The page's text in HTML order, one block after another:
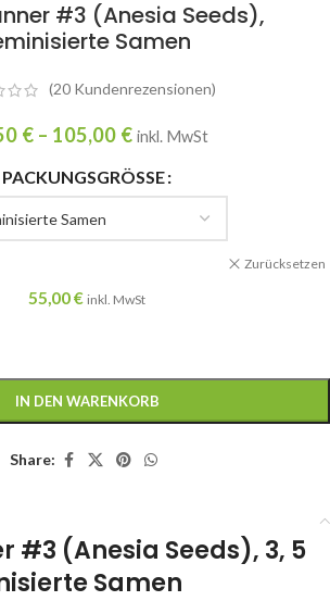
#3 (Anesia Seeds),
Samen
(20Kundenrezensionen)
€ – 105,00 € inkl. MwSt
PACKUNGSGRÖSSE
Zurücksetzen
55,00€ inkl. MwSt
IN DEN WARENKORB
Share:
#3 (Anesia Seeds), 3, 5
Samen